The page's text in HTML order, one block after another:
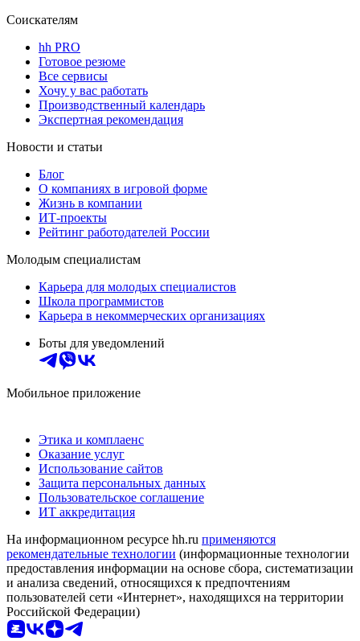
Соискателям
hh PRO
Готовое резюме
Все сервисы
Хочу у вас работать
Производственный календарь
Экспертная рекомендация
Новости и статьи
Блог
О компаниях в игровой форме
Жизнь в компании
ИТ-проекты
Рейтинг работодателей России
Молодым специалистам
Карьера для молодых специалистов
Школа программистов
Карьера в некоммерческих организациях
Боты для уведомлений
Мобильное приложение
Этика и комплаенс
Оказание услуг
Использование сайтов
Защита персональных данных
Пользовательское соглашение
ИТ аккредитация
На информационном ресурсе hh.ru применяются
рекомендательные технологии (информационные технологии
предоставления информации на основе сбора, систематизации
и анализа сведений, относящихся к предпочтениям
пользователей сети «Интернет», находящихся на территории
Российской Федерации)